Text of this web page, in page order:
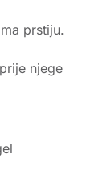
prstiju.
njege